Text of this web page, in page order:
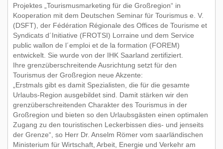
Straßenkehrertouren
Weinbergstouren
Tiere im Weinberg
Vulkaneifeltouren
B50N Brückenbaustellentouren
Projektes „Tourismusmarketing für die Großregion“ in
Kooperation mit dem Deutschen Seminar für Tourismus e. V.
(DSFT), der Fédération Régionale des Offices de Tourisme et
Syndicats d´Initiative (FROTSI) Lorraine und dem Service
public wallon de l´emploi et de la formation (FOREM)
entwickelt. Sie wurde von der IHK Saarland zertifiziert.
Ihre grenzüberschreitende Ausrichtung setzt für den
Tourismus der Großregion neue Akzente:
„Erstmals gibt es damit Spezialisten, die für die gesamte
Urlaubs-Region ausgebildet sind. Damit stärken wir den
grenzüberschreitenden Charakter des Tourismus in der
Großregion und bieten so den Urlaubsgästen einen optimalen
Zugang zu den touristischen Leckerbissen dies- und jenseits
der Grenze“, so Herr Dr. Anselm Römer vom saarländischen
Ministerium für Wirtschaft, Arbeit, Energie und Verkehr am